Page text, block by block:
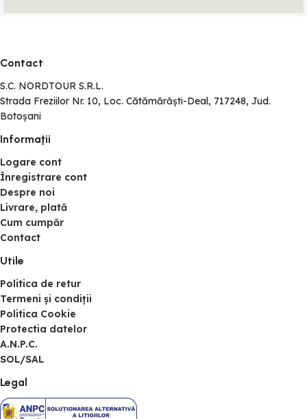
Contact
S.C. NORDTOUR S.R.L.
Strada Freziilor Nr. 10, Loc. Cătămărăști-Deal, 717248, Jud.
Botoșani
Informaţii
Logare cont
Înregistrare cont
Despre noi
Livrare, plată
Cum cumpăr
Contact
Utile
Politica de retur
Termeni și condiții
Politica Cookie
Protectia datelor
A.N.P.C.
SOL/SAL
Legal